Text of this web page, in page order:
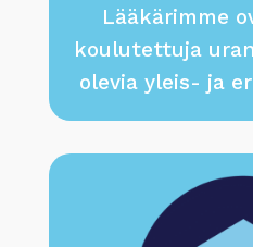
Lääkärimme
koulutettuja
olevia yleis- ja